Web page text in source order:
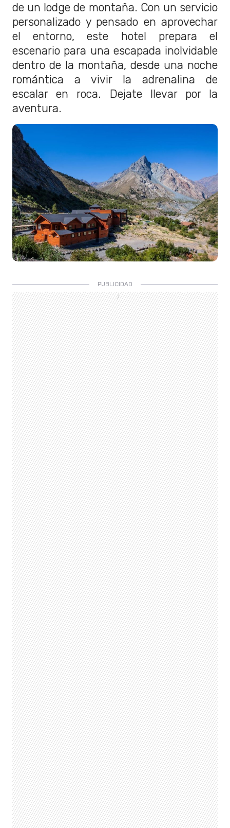
de un lodge de montaña. Con un servicio
personalizado y pensado en aprovechar
el entorno, este hotel prepara el
escenario para una escapada inolvidable
dentro de la montaña, desde una noche
romántica a vivir la adrenalina de
escalar en roca. Dejate llevar por la
aventura.